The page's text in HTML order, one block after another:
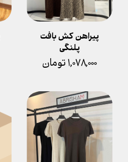
پیراهن کش بافت
پلنگی
۱,۰۷۸,۰۰۰ تومان